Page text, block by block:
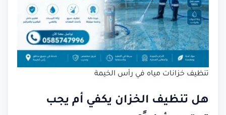
تنظيف خزانات مياه في رأس الخيمة
هل تنظيف الخزان يكفي أم يجب